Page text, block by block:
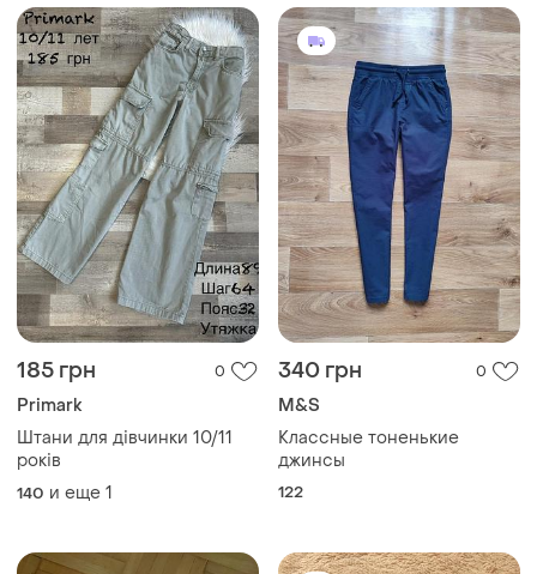
185 грн 0
Primark
Штани для дівчинки 10/11
років
140 и еще 1
340 грн 0
M&S
Классные тоненькие
джинсы
122